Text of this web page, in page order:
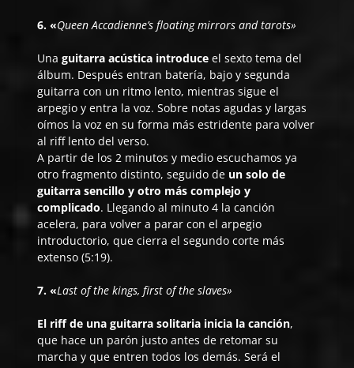
6. «Queen Accadienne’s floating mirrors and tarots»
Unaguitarra acústica introduceel sexto tema del
álbum. Después entran batería, bajo y segunda
guitarra con un ritmo lento, mientras sigue el
arpegio y entra la voz. Sobre notas agudas y largas
oímos la voz en su forma más estridente para volver
al riff lento del verso.
A partir de los 2 minutos y medio escuchamos ya
otro fragmento distinto, seguido de un solo de
guitarra sencillo y otro más complejo y
complicado. Llegando al minuto 4 la canción
acelera, para volver a parar con el arpegio
introductorio, que cierra el segundo corte más
extenso (5:19).
7. «Last of the kings, first of the slaves»
El riff de una guitarra solitaria inicia la canción,
que hace un parón justo antes de retomar su
marcha y que entren todos los demás. Será el